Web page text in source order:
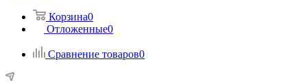
Корзина0
Отложенные0
Сравнение товаров0